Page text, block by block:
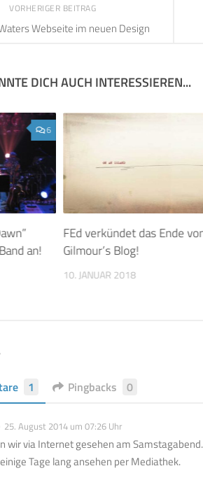
VORHERIGER BEITRAG
Webseite im neuen Design
DICH AUCH INTERESSIEREN...
FEd verkündet das Ende
Gilmour’s Blog!
10. JANUAR 2018
6
an!
1 Pingbacks 0
25. August 2014 um 07:26 Uhr
wir via Internet gesehen am
Tage lang ansehen per Mediathek.